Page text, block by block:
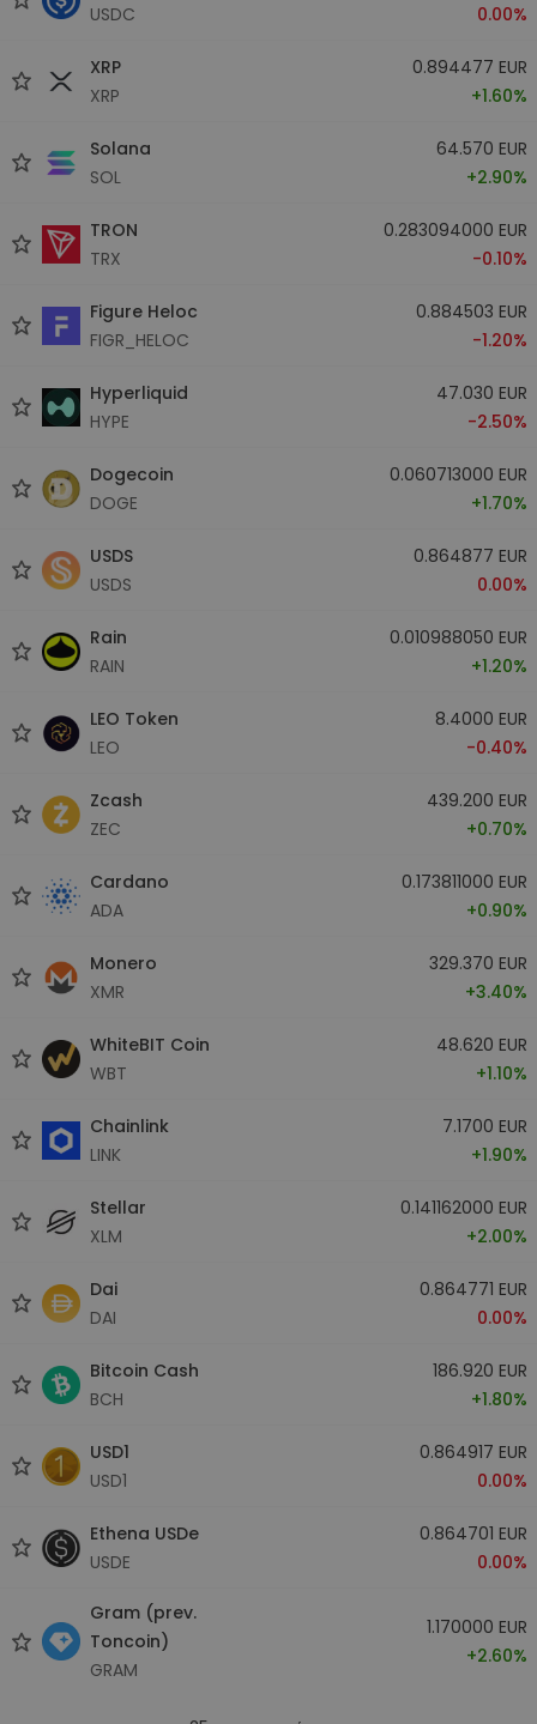
USDC
0.00%
XRP
XRP
0.894477 EUR
+1.60%
Solana
SOL
64.570 EUR
+2.90%
TRON
TRX
0.283094000 EUR
-0.10%
Figure Heloc
FIGR_HELOC
0.884503 EUR
-1.20%
Hyperliquid
HYPE
47.030 EUR
-2.50%
Dogecoin
DOGE
0.060713000 EUR
+1.70%
USDS
USDS
0.864877 EUR
0.00%
Rain
RAIN
0.010988050 EUR
+1.20%
LEO Token
LEO
8.4000 EUR
-0.40%
Zcash
ZEC
439.200 EUR
+0.70%
Cardano
ADA
0.173811000 EUR
+0.90%
Monero
XMR
329.370 EUR
+3.40%
WhiteBIT Coin
WBT
48.620 EUR
+1.10%
Chainlink
LINK
7.1700 EUR
+1.90%
Stellar
XLM
0.141162000 EUR
+2.00%
Dai
DAI
0.864771 EUR
0.00%
Bitcoin Cash
BCH
186.920 EUR
+1.80%
USD1
USD1
0.864917 EUR
0.00%
Ethena USDe
USDE
0.864701 EUR
0.00%
Gram (prev.
Toncoin)
GRAM
1.170000 EUR
+2.60%